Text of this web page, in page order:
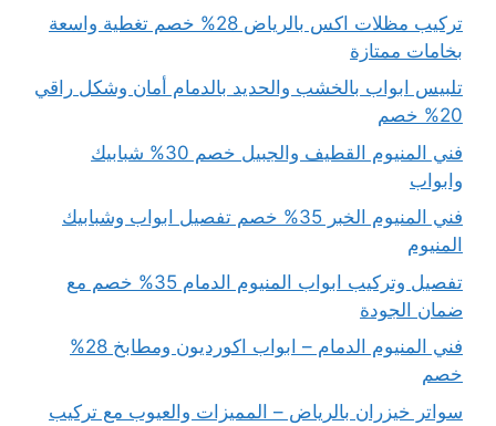
تركيب مظلات اكس بالرياض 28% خصم تغطية واسعة
بخامات ممتازة
تلبيس ابواب بالخشب والحديد بالدمام أمان وشكل راقي
20% خصم
فني المنيوم القطيف والجبيل خصم 30% شبابيك
وابواب
فني المنيوم الخبر 35% خصم تفصيل ابواب وشبابيك
المنيوم
تفصيل وتركيب ابواب المنيوم الدمام 35% خصم مع
ضمان الجودة
فني المنيوم الدمام – ابواب اكورديون ومطابخ 28%
خصم
سواتر خيزران بالرياض – المميزات والعيوب مع تركيب